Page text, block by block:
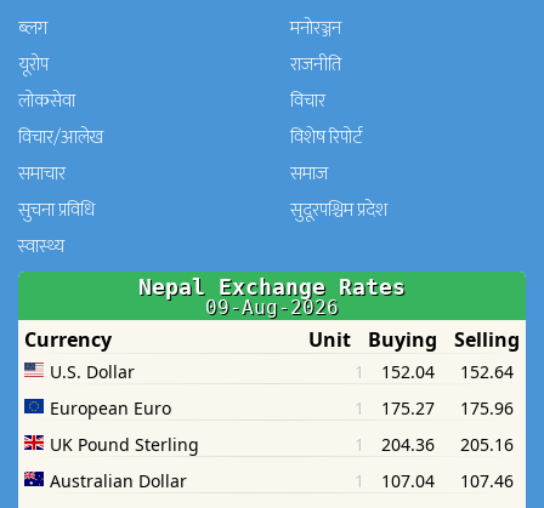
ब्लग
मनाेरञ्जन
यूरोप
राजनीति
लोकसेवा
विचार
विचार/आलेख
विशेष रिपोर्ट
समाचार
समाज
सुचना प्रविधि
सुदूरपश्चिम प्रदेश
स्वास्थ्य